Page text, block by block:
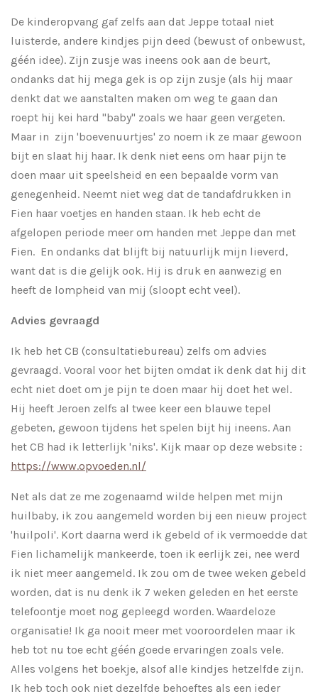
De kinderopvang gaf zelfs aan dat Jeppe totaal niet
luisterde, andere kindjes pijn deed (bewust of onbewust,
géén idee). Zijn zusje was ineens ook aan de beurt,
ondanks dat hij mega gek is op zijn zusje (als hij maar
denkt dat we aanstalten maken om weg te gaan dan
roept hij kei hard ''baby'' zoals we haar geen vergeten.
Maar in zijn 'boevenuurtjes' zo noem ik ze maar gewoon
bijt en slaat hij haar. Ik denk niet eens om haar pijn te
doen maar uit speelsheid en een bepaalde vorm van
genegenheid. Neemt niet weg dat de tandafdrukken in
Fien haar voetjes en handen staan. Ik heb echt de
afgelopen periode meer om handen met Jeppe dan met
Fien. En ondanks dat blijft bij natuurlijk mijn lieverd,
want dat is die gelijk ook. Hij is druk en aanwezig en
heeft de lompheid van mij (sloopt echt veel).
Advies gevraagd
Ik heb het CB (consultatiebureau) zelfs om advies
gevraagd. Vooral voor het bijten omdat ik denk dat hij dit
echt niet doet om je pijn te doen maar hij doet het wel.
Hij heeft Jeroen zelfs al twee keer een blauwe tepel
gebeten, gewoon tijdens het spelen bijt hij ineens. Aan
het CB had ik letterlijk 'niks'. Kijk maar op deze website :
https://www.opvoeden.nl/
Net als dat ze me zogenaamd wilde helpen met mijn
huilbaby, ik zou aangemeld worden bij een nieuw project
'huilpoli'. Kort daarna werd ik gebeld of ik vermoedde dat
Fien lichamelijk mankeerde, toen ik eerlijk zei, nee werd
ik niet meer aangemeld. Ik zou om de twee weken gebeld
worden, dat is nu denk ik 7 weken geleden en het eerste
telefoontje moet nog gepleegd worden. Waardeloze
organisatie! Ik ga nooit meer met vooroordelen maar ik
heb tot nu toe echt géén goede ervaringen zoals vele.
Alles volgens het boekje, alsof alle kindjes hetzelfde zijn.
Ik heb toch ook niet dezelfde behoeftes als een ieder